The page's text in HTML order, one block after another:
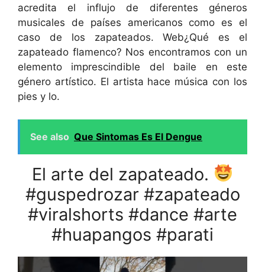
acredita el influjo de diferentes géneros
musicales de países americanos como es el
caso de los zapateados. Web¿Qué es el
zapateado flamenco? Nos encontramos con un
elemento imprescindible del baile en este
género artístico. El artista hace música con los
pies y lo.
See also Que Sintomas Es El Dengue
El arte del zapateado.
#guspedrozar #zapateado
#viralshorts #dance #arte
#huapangos #parati